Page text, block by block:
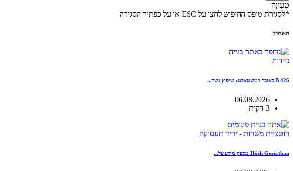
טְעִינָה
*לסגירת טופס החיפוש לחצו על ESC או על כפתור הסגירה
האחרון
ניידות
B 426 באובר-רמשטאדט: שיפוץ גשר...
06.08.2026
3 דקות
רוטציית משרות - יריד תעסוקה
Höch Gerüstbau מספק מידע על...